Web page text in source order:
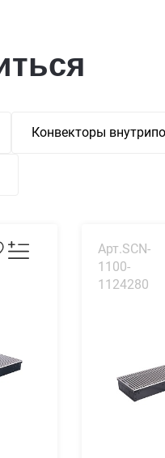
Конвекторы
Арт.SCN-
1100-
1124280